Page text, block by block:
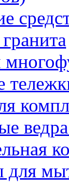
для